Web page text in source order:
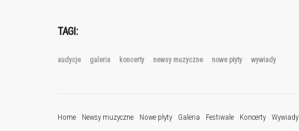
TAGI:
audycje galeria koncerty newsy muzyczne nowe płyty wywiady
Home Newsy muzyczne Nowe płyty Galeria Festiwale Koncerty Wywiady